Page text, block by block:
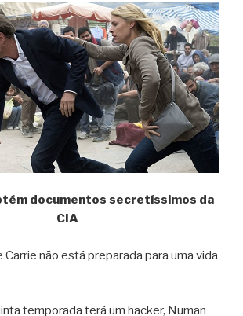
documentos secretíssimos da
CIA
não está preparada para uma vida
temporada terá um hacker, Numan